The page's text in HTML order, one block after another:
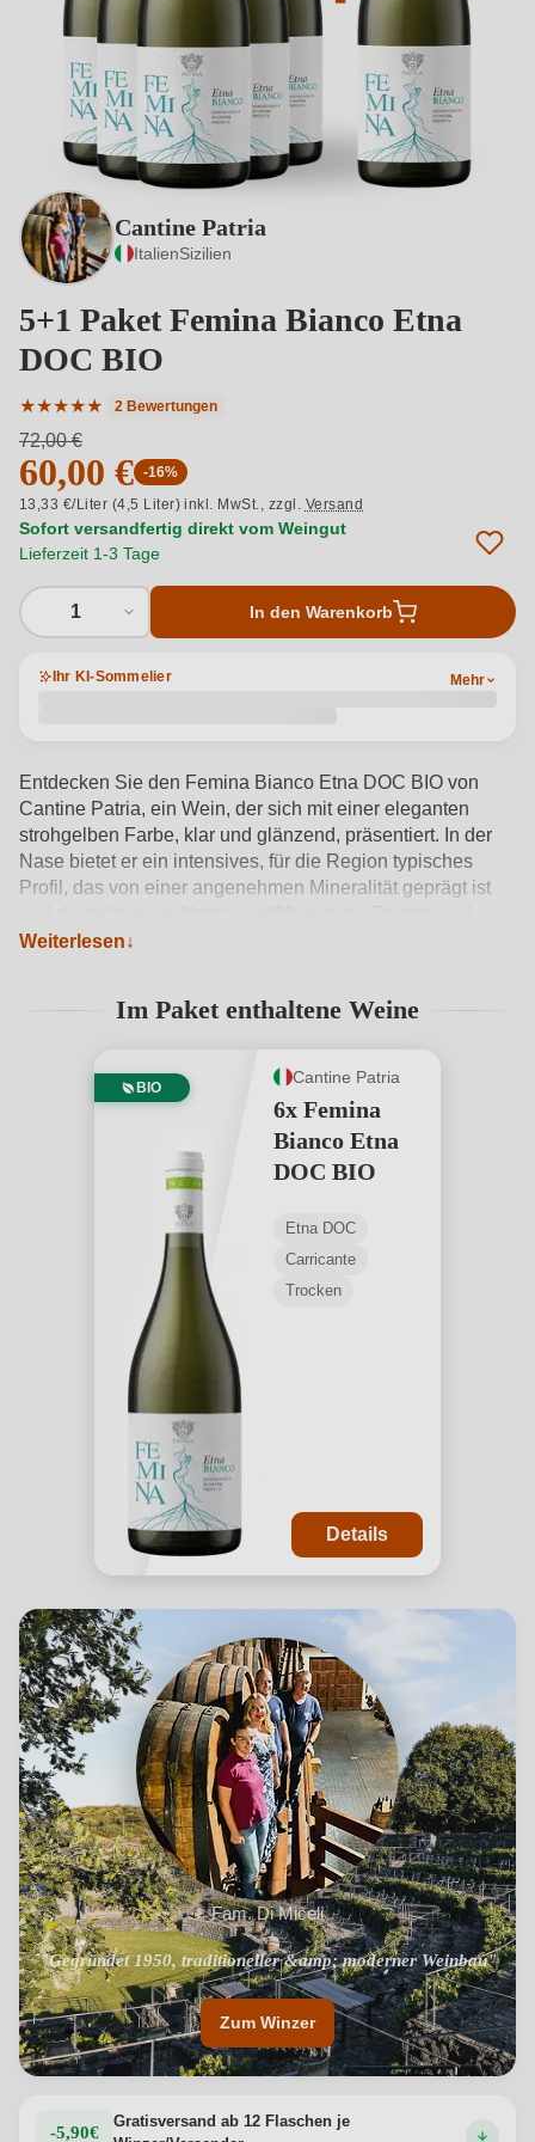
Cantine Patria
ItalienSizilien
5+1 Paket Femina Bianco Etna
DOC BIO
★★★★★
Durchschnittliche Bewertung von 5 von 5 Sternen
2 Bewertungen
72,00 €
60,00 € -16%
13,33 €/Liter (4,5 Liter) inkl. MwSt., zzgl. Versand
Sofort versandfertig direkt vom Weingut
Lieferzeit 1-3 Tage
1 In den Warenkorb
Ihr KI-Sommelier Mehr
Entdecken Sie den Femina Bianco Etna DOC BIO von
Cantine Patria, ein Wein, der sich mit einer eleganten
strohgelben Farbe, klar und glänzend, präsentiert. In der
Nase bietet er ein intensives, für die Region typisches
Profil, das von einer angenehmen Mineralität geprägt ist
kandierte Zitrusfrüchte bereichert wird. Im Mund überrascht
ihn besonders einladend machen. Profitieren Sie von
erhalten Sie eine Flasche gratis. Verpassen Sie nicht die
Gelegenheit, einen Wein zu genießen, der die
Authentizität des Ätna zum Ausdruck bringt!
Produktdetails anzeigen →
Weiterlesen
Im Paket enthaltene Weine
BIO
Cantine Patria
6x Femina
Bianco Etna
DOC BIO
Etna DOC
Carricante
Trocken
Details
Fam. Di Miceli
"Gegründet 1950, traditioneller &amp; moderner Weinbau"
"Nachhaltiger Anbau auf vulkanischen Böden"
Zum Winzer
-5,90€
Gratisversand ab 12 Flaschen je